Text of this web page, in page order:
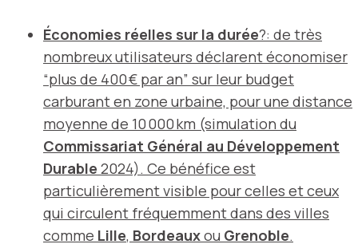
Économies réelles sur la durée?: de très
nombreux utilisateurs déclarent économiser
“plus de 400 € par an” sur leur budget
carburant en zone urbaine, pour une distance
moyenne de 10 000 km (simulation du
Commissariat Général au Développement
Durable 2024). Ce bénéfice est
particulièrement visible pour celles et ceux
qui circulent fréquemment dans des villes
comme Lille, Bordeauxou Grenoble.